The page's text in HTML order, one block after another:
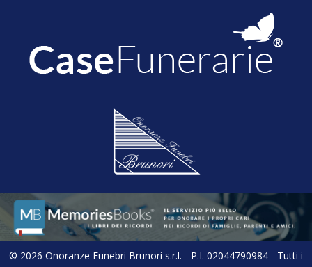
© 2026 Onoranze Funebri Brunori s.r.l. - P.I. 02044790984 - Tutti i